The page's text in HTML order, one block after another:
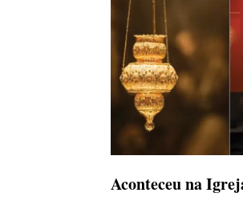
Aconteceu na